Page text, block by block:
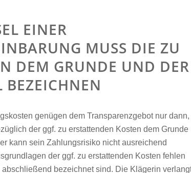
EINER
MUSS DIE ZU
DEM GRUNDE UND DER
genügen dem Transparenzgebot nur dann,
der ggf. zu erstattenden Kosten dem Grunde
kann sein Zahlungsrisiko nicht ausreichend
der ggf. zu erstattenden Kosten fehlen
bezeichnet sind. Die Klägerin